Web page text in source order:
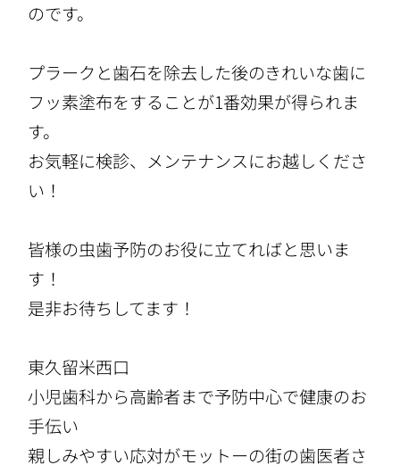
のです。
プラークと歯石を除去した後のきれいな歯に
フッ素塗布をすることが1番効果が得られま
す。
お気軽に検診、メンテナンスにお越しくださ
い！
皆様の虫歯予防のお役に立てればと思いま
す！
是非お待ちしてます！
東久留米西口
小児歯科から高齢者まで予防中心で健康のお
手伝い
親しみやすい応対がモットーの街の歯医者さ